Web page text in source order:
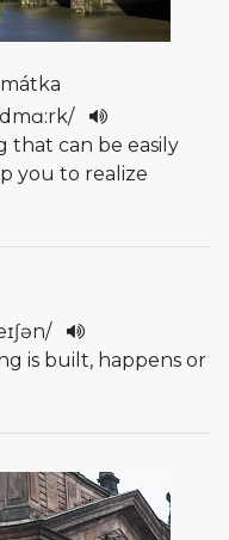
/
that can be easily
you to realize
/
is built, happens or